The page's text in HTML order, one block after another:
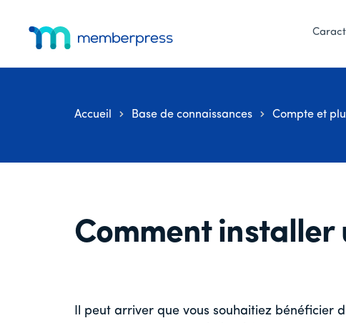
supplémentaire
WordPressAccueil Base de connaissances Compte et
Comment installer
Il peut arriver que vous souhaitiez bénéficier